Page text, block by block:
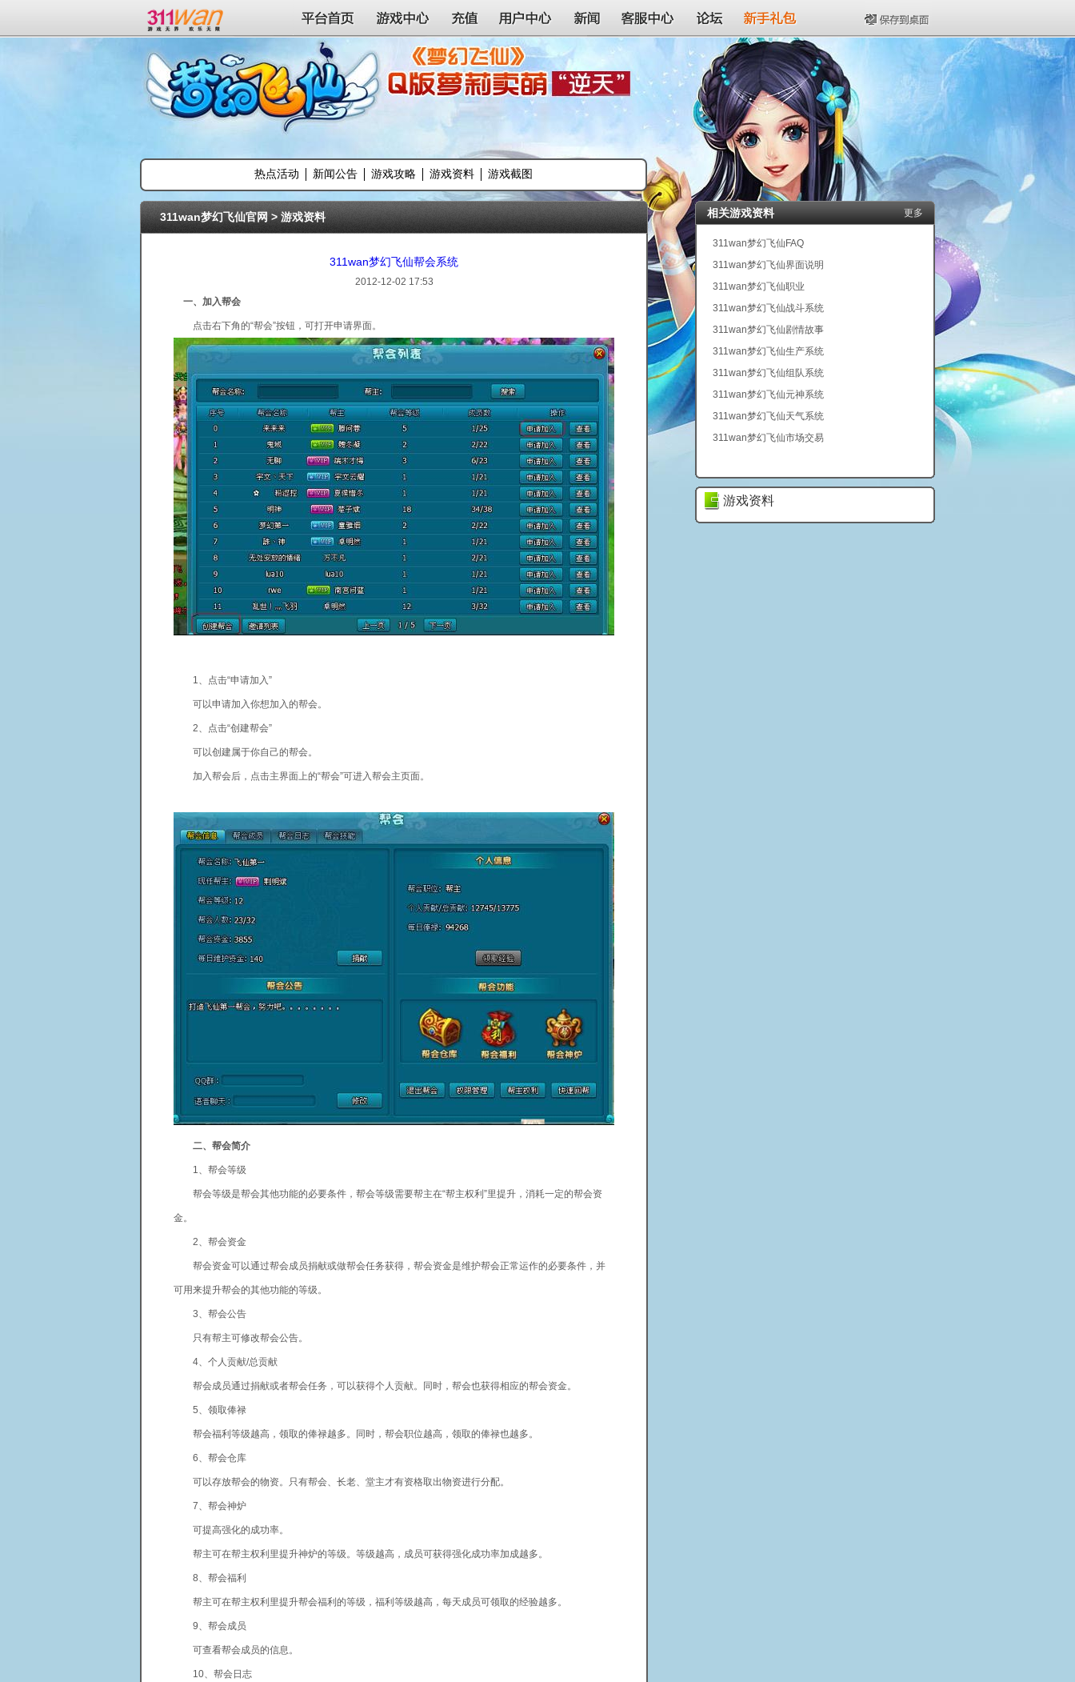
311wan平台 平台首页 游戏中心 充值 用户中心 新闻 客服中心 论坛 新手礼包 保存到桌面
热点活动 新闻公告 游戏攻略 游戏资料 游戏截图
311wan梦幻飞仙官网>游戏资料
311wan梦幻飞仙帮会系统
2012-12-02 17:53
一、加入帮会
点击右下角的“帮会”按钮，可打开申请界面。
1、点击“申请加入”
可以申请加入你想加入的帮会。
2、点击“创建帮会”
可以创建属于你自己的帮会。
加入帮会后，点击主界面上的“帮会”可进入帮会主页面。
二、帮会简介
1、帮会等级
帮会等级是帮会其他功能的必要条件，帮会等级需要帮主在“帮主权利”里提升，消耗一定的帮会资
金。
2、帮会资金
帮会资金可以通过帮会成员捐献或做帮会任务获得，帮会资金是维护帮会正常运作的必要条件，并
可用来提升帮会的其他功能的等级。
3、帮会公告
只有帮主可修改帮会公告。
4、个人贡献/总贡献
帮会成员通过捐献或者帮会任务，可以获得个人贡献。同时，帮会也获得相应的帮会资金。
5、领取俸禄
帮会福利等级越高，领取的俸禄越多。同时，帮会职位越高，领取的俸禄也越多。
6、帮会仓库
可以存放帮会的物资。只有帮会、长老、堂主才有资格取出物资进行分配。
7、帮会神炉
可提高强化的成功率。
帮主可在帮主权利里提升神炉的等级。等级越高，成员可获得强化成功率加成越多。
8、帮会福利
帮主可在帮主权利里提升帮会福利的等级，福利等级越高，每天成员可领取的经验越多。
9、帮会成员
可查看帮会成员的信息。
10、帮会日志
相关游戏资料 更多
311wan梦幻飞仙FAQ
311wan梦幻飞仙界面说明
311wan梦幻飞仙职业
311wan梦幻飞仙战斗系统
311wan梦幻飞仙剧情故事
311wan梦幻飞仙生产系统
311wan梦幻飞仙组队系统
311wan梦幻飞仙元神系统
311wan梦幻飞仙天气系统
311wan梦幻飞仙市场交易
游戏资料